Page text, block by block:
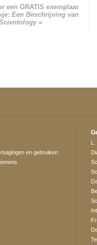
een GRATIS exemplaar
Een Beschrijving van
»
en gebruiken
L.